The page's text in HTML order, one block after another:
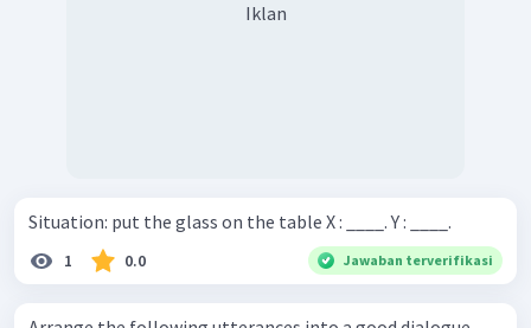
Iklan
Situation: put the glass on the table X : ____. Y : ____.
1 0.0 Jawaban terverifikasi